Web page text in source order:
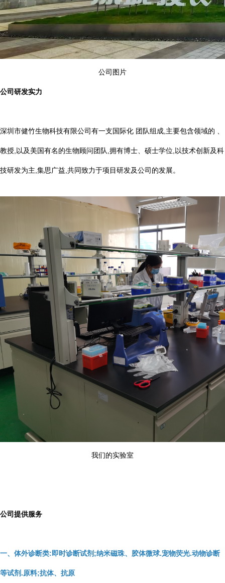
公司图片
公司研发实力
深圳市健竹生物科技有限公司有一支国际化 团队组成,主要包含领域的 、
教授,以及美国有名的生物顾问团队,拥有博士、硕士学位,以技术创新及科
技研发为主,集思广益,共同致力于项目研发及公司的发展。
我们的实验室
公司提供服务
一、体外诊断类:即时诊断试剂;纳米磁珠、胶体微球.宠物荧光.动物诊断
等试剂.原料;抗体、抗原